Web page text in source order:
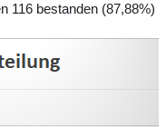
116 bestanden (87,88%)